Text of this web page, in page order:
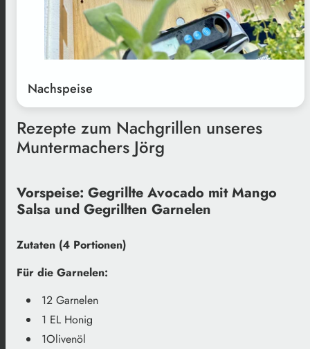
Nachspeise
Rezepte zum Nachgrillen unseres
Muntermachers Jörg
Vorspeise: Gegrillte Avocado mit Mango
Salsa und Gegrillten Garnelen
Zutaten (4 Portionen)
Für die Garnelen:
12 Garnelen
1 EL Honig
1Olivenöl